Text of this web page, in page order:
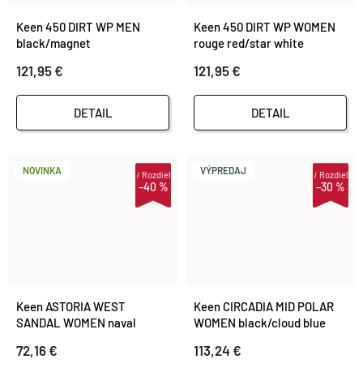
K
T
O
V
K
T
O
V
Keen 450 DIRT WP MEN
black/magnet
121,95 €
DETAIL
Keen 450 DIRT WP WOMEN
rouge red/star white
121,95 €
DETAIL
NOVINKA
–40 %
iRozdiel
Keen ASTORIA WEST
SANDAL WOMEN naval
72,16 €
VÝPREDAJ
–30 %
iRozdiel
Keen CIRCADIA MID POLAR
WOMEN black/cloud blue
113,24 €